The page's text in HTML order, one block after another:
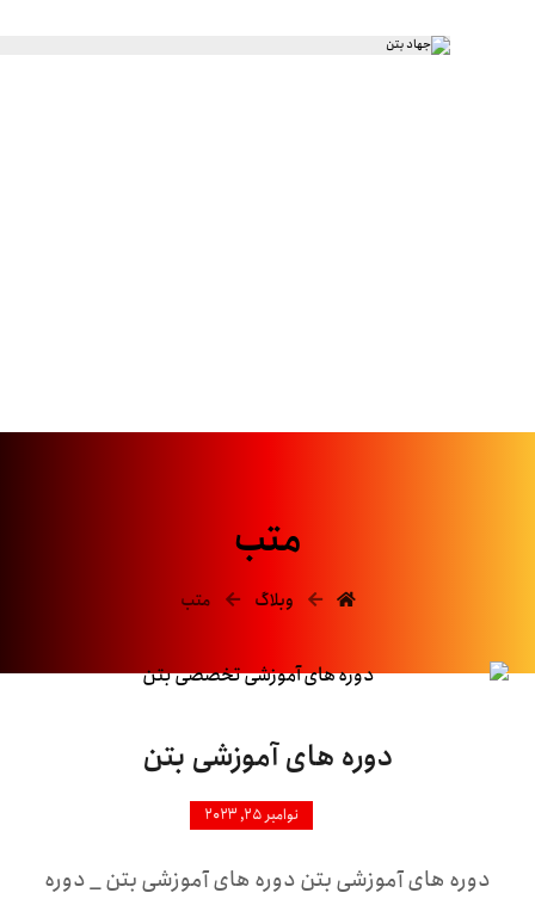
متب
وبلاگ متب
دوره های آموزشی بتن
نوامبر ۲۵, ۲۰۲۳
دوره های آموزشی بتن دوره های آموزشی بتن _ دوره